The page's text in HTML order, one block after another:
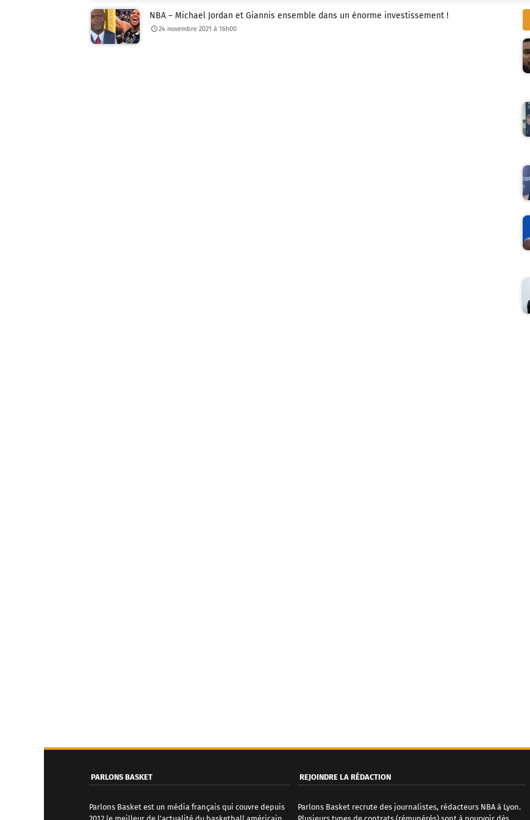
NBA – Michael Jordan et Giannis ensemble dans un énorme investissement !
24 novembre 2021 à 16h00
PARLONS BASKET
Parlons Basket est un média français qui couvre depuis
REJOINDRE LA RÉDACTION
Parlons Basket recrute des journalistes, rédacteurs NBA à Lyon.